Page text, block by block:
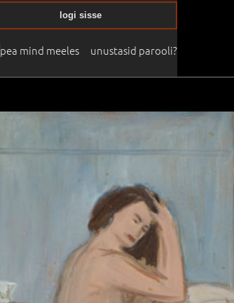
pea mind meeles
logi sisse
unustasid parooli?